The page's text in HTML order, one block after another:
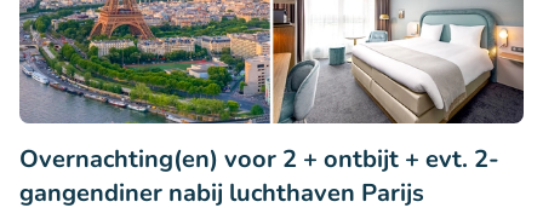
Overnachting(en) voor 2 + ontbijt + evt. 2-
gangendiner nabij luchthaven Parijs